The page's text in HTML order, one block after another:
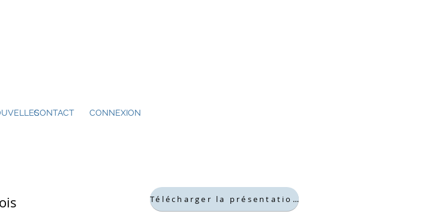
CONTACT CONNEXION
Télécharger la présentation